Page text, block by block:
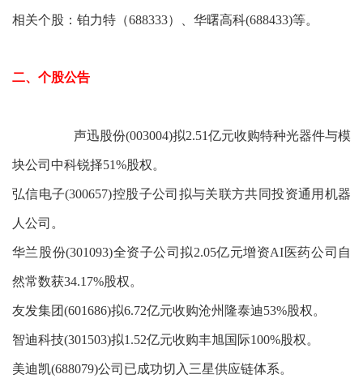
相关个股：铂力特（688333）、华曙高科(688433)等。
二、个股公告
声迅股份(003004)拟2.51亿元收购特种光器件与模
块公司中科锐择51%股权。
弘信电子(300657)控股子公司拟与关联方共同投资通用机器
人公司。
华兰股份(301093)全资子公司拟2.05亿元增资AI医药公司自
然常数获34.17%股权。
友发集团(601686)拟6.72亿元收购沧州隆泰迪53%股权。
智迪科技(301503)拟1.52亿元收购丰旭国际100%股权。
美迪凯(688079)公司已成功切入三星供应链体系。